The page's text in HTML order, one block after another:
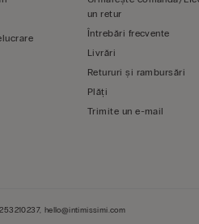
un retur
Întrebări frecvente
Livrări
Retururi și rambursări
Plăți
Trimite un e-mail
hello@intimissimi.com